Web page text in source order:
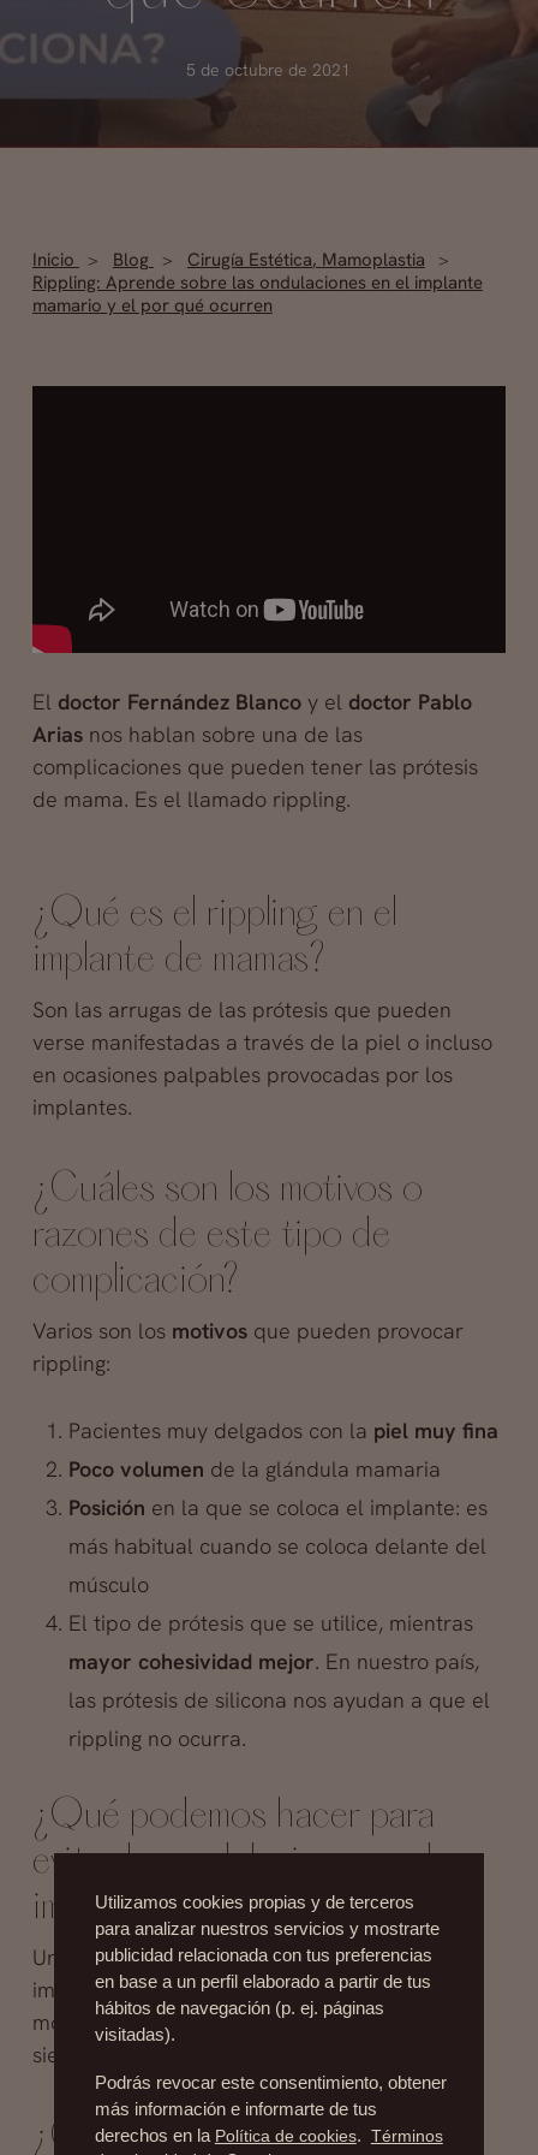
5 de octubre de 2021
Inicio Blog Cirugía Estética, Mamoplastia
Rippling: Aprende sobre las ondulaciones en el implante
mamario y el por qué ocurren
El doctor Fernández Blancoy el doctor Pablo
Ariasnos hablan sobre una de las
complicaciones que pueden tener las prótesis
de mama. Es el llamado rippling.
¿Qué es el rippling en el
implante de mamas?
Son las arrugas de las prótesis que pueden
verse manifestadas a través de la piel o incluso
en ocasiones palpables provocadas por los
implantes.
¿Cuáles son los motivos o
razones de este tipo de
complicación?
Varios son losmotivosque pueden provocar
rippling:
Pacientes muy delgados con la piel muy fina
Poco volumen de la glándula mamaria
Posición en la que se coloca el implante: es
más habitual cuando se coloca delante del
músculo
El tipo de prótesis que se utilice, mientras
mayor cohesividad mejor. En nuestro país,
las prótesis de silicona nos ayudan a que el
rippling no ocurra.
¿Qué podemos hacer para
evitar las ondulaciones en los
implantes de mamas?
Una de nuestrasrecomendacioneses poner
implantes con un volumen pequeño o
moderado. Las prótesis de grandes volumenes
siempre dan muchos más problemas.
¿Cómo lo solucionamos?
Utilizamos cookies propias y de terceros
para analizar nuestros servicios y mostrarte
publicidad relacionada con tus preferencias
en base a un perfil elaborado a partir de tus
hábitos de navegación (p. ej. páginas
visitadas).
Podrás revocar este consentimiento, obtener
más información e informarte de tus
derechos en la Política de cookies. Términos